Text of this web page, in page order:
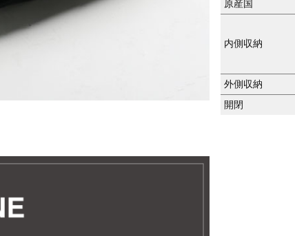
原産国
内側収納
外側収納
開閉